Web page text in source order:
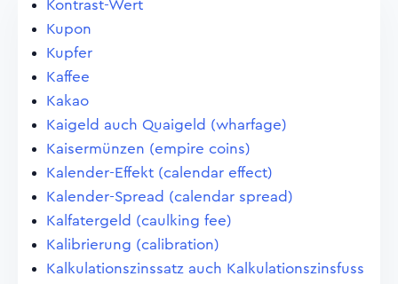
Kontrast-Wert
Kupon
Kupfer
Kaffee
Kakao
Kaigeld auch Quaigeld (wharfage)
Kaisermünzen (empire coins)
Kalender-Effekt (calendar effect)
Kalender-Spread (calendar spread)
Kalfatergeld (caulking fee)
Kalibrierung (calibration)
Kalkulationszinssatz auch Kalkulationszinsfuss